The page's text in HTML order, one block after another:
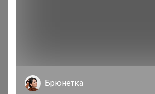
Могу объединить ваши заказы из разных
Брюнетка